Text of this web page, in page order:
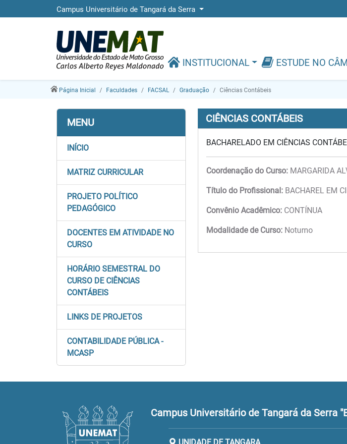
Campus Universitário de Tangará da Serra
INSTITUCIONAL ESTUDE NO
Página Inicial Faculdades FACSAL Graduação Ciências Contábeis
MENU
INÍCIO
MATRIZ CURRICULAR
PROJETO POLÍTICO
PEDAGÓGICO
DOCENTES EM ATIVIDADE NO
CURSO
HORÁRIO SEMESTRAL DO
CURSO DE CIÊNCIAS
CONTÁBEIS
LINKS DE PROJETOS
CONTABILIDADE PÚBLICA -
MCASP
CIÊNCIAS CONTÁBEIS
BACHARELADO EM CIÊNCIAS
Coordenação do Curso: MARGARIDA
Título do Profissional: BACHAREL EM
Convênio Acadêmico: CONTÍNUA
Modalidade de Curso: Noturno
Campus Universitário de Tangará da Serra